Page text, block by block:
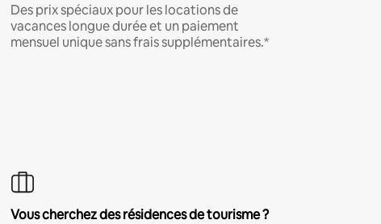
Des prix spéciaux pour les locations de
vacances longue durée et un paiement
mensuel unique sans frais supplémentaires.*
Vous cherchez des résidences de tourisme ?